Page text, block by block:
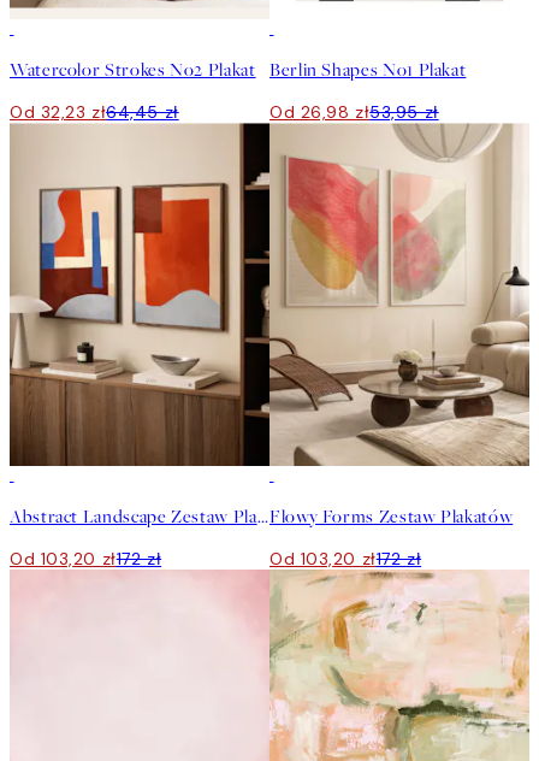
Watercolor Strokes No2 Plakat
Od 32,23 zł64,45 zł
Berlin Shapes No1 Plakat
Od 26,98 zł53,95 zł
Abstract Landscape Zestaw Plakatów
Od 103,20 zł172 zł
Flowy Forms Zestaw Plakatów
Od 103,20 zł172 zł